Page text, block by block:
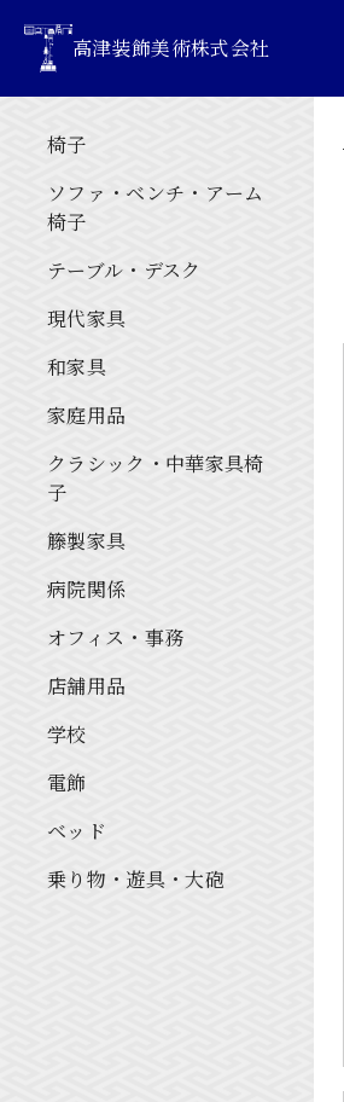
高津装飾美術株式会社
椅子
ソファ・ベンチ・アーム
椅子
テーブル・デスク
現代家具
和家具
家庭用品
クラシック・中華家具椅
子
籐製家具
病院関係
オフィス・事務
店舗用品
学校
電飾
ベッド
乗り物・遊具・大砲